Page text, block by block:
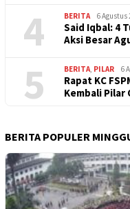
4 BERITA 6 Agustus
Said Iqbal: 4
Aksi Besar
5 BERITA, PILAR 6
Rapat KC
Kembali Pilar
BERITA POPULER